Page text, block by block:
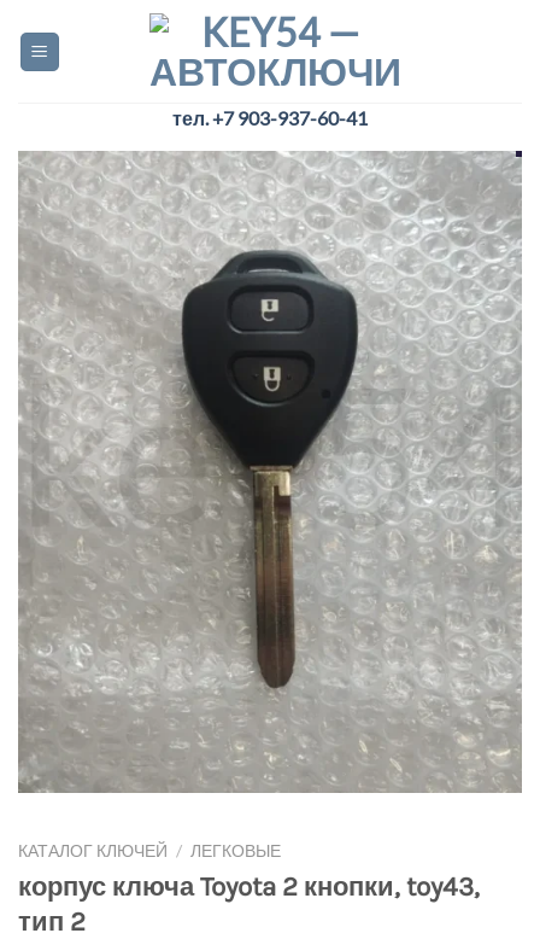
content
тел. +7 903-937-60-41
КАТАЛОГ КЛЮЧЕЙ / ЛЕГКОВЫЕ
корпус ключа Toyota 2 кнопки, toy43,
тип 2